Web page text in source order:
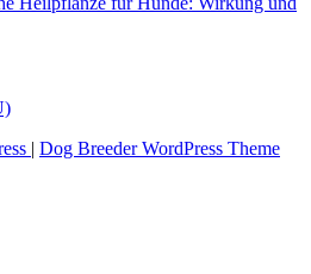
€59.00€49.00.
| Dog Breeder WordPress Theme